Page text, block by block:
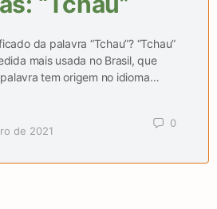
da palavra “Tchau”? “Tchau”
mais usada no Brasil, que
palavra tem origem no idioma…
de 2021
0